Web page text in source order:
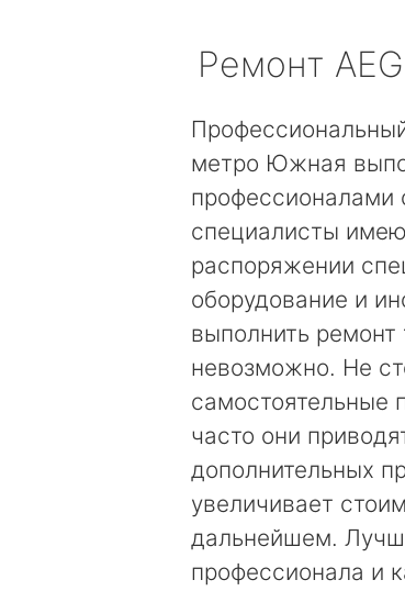
Ремонт AEG
метро Южная
профессионалами
специалисты
распоряжении
оборудование и
выполнить ремонт
невозможно. Не
самостоятельные
часто они
дополнительных
увеличивает
дальнейшем.
профессионала и